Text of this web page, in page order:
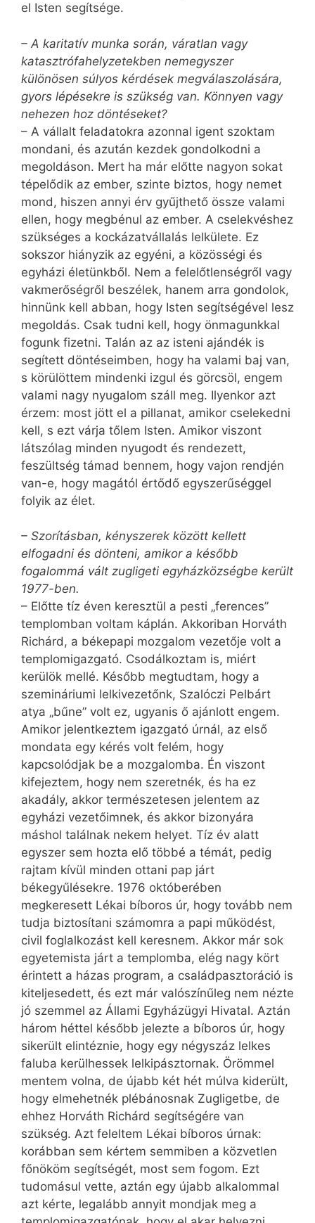
el Isten segítsége.
– A karitatív munka során, váratlan vagy
katasztrófahelyzetekben nemegyszer
különösen súlyos kérdések megválaszolására,
gyors lépésekre is szükség van. Könnyen vagy
nehezen hoz döntéseket?
– A vállalt feladatokra azonnal igent szoktam
mondani, és azután kezdek gondolkodni a
megoldáson. Mert ha már előtte nagyon sokat
tépelődik az ember, szinte biztos, hogy nemet
mond, hiszen annyi érv gyűjthető össze valami
ellen, hogy megbénul az ember. A cselekvéshez
szükséges a kockázatvállalás lelkülete. Ez
sokszor hiányzik az egyéni, a közösségi és
egyházi életünkből. Nem a felelőtlenségről vagy
vakmerőségről beszélek, hanem arra gondolok,
hinnünk kell abban, hogy Isten segítségével lesz
megoldás. Csak tudni kell, hogy önmagunkkal
fogunk fizetni. Talán az az isteni ajándék is
segített döntéseimben, hogy ha valami baj van,
s körülöttem mindenki izgul és görcsöl, engem
valami nagy nyugalom száll meg. Ilyenkor azt
érzem: most jött el a pillanat, amikor cselekedni
kell, s ezt várja tőlem Isten. Amikor viszont
látszólag minden nyugodt és rendezett,
feszültség támad bennem, hogy vajon rendjén
van-e, hogy magától értődő egyszerűséggel
folyik az élet.
– Szorításban, kényszerek között kellett
elfogadni és dönteni, amikor a később
fogalommá vált zugligeti egyházközségbe került
1977-ben.
– Előtte tíz éven keresztül a pesti „ferences”
templomban voltam káplán. Akkoriban Horváth
Richárd, a békepapi mozgalom vezetője volt a
templomigazgató. Csodálkoztam is, miért
kerülök mellé. Később megtudtam, hogy a
szemináriumi lelkivezetőnk, Szalóczi Pelbárt
atya „bűne” volt ez, ugyanis ő ajánlott engem.
Amikor jelentkeztem igazgató úrnál, az első
mondata egy kérés volt felém, hogy
kapcsolódjak be a mozgalomba. Én viszont
kifejeztem, hogy nem szeretnék, és ha ez
akadály, akkor természetesen jelentem az
egyházi vezetőimnek, és akkor bizonyára
máshol találnak nekem helyet. Tíz év alatt
egyszer sem hozta elő többé a témát, pedig
rajtam kívül minden ottani pap járt
békegyűlésekre. 1976 októberében
megkeresett Lékai bíboros úr, hogy tovább nem
tudja biztosítani számomra a papi működést,
civil foglalkozást kell keresnem. Akkor már sok
egyetemista járt a templomba, elég nagy kört
érintett a házas program, a családpasztoráció is
kiteljesedett, és ezt már valószínűleg nem nézte
jó szemmel az Állami Egyházügyi Hivatal. Aztán
három héttel később jelezte a bíboros úr, hogy
sikerült elintéznie, hogy egy négyszáz lelkes
faluba kerülhessek lelkipásztornak. Örömmel
mentem volna, de újabb két hét múlva kiderült,
hogy elmehetnék plébánosnak Zugligetbe, de
ehhez Horváth Richárd segítségére van
szükség. Azt feleltem Lékai bíboros úrnak:
korábban sem kértem semmiben a közvetlen
főnököm segítségét, most sem fogom. Ezt
tudomásul vette, aztán egy újabb alkalommal
azt kérte, legalább annyit mondjak meg a